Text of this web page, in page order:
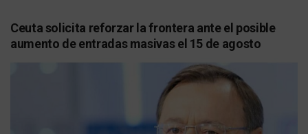
Ceuta solicita reforzar la frontera ante el posible
aumento de entradas masivas el 15 de agosto